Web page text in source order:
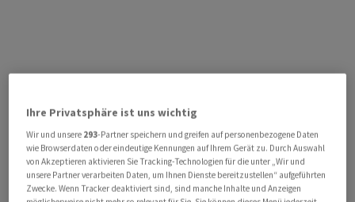
Ihre Privatsphäre ist uns wichtig
Wir und unsere 293-Partner speichern und greifen auf personenbezogene Daten
wie Browserdaten oder eindeutige Kennungen auf Ihrem Gerät zu. Durch Auswahl
von Akzeptieren aktivieren Sie Tracking-Technologien für die unter „Wir und
unsere Partner verarbeiten Daten, um Ihnen Dienste bereitzustellen“ aufgeführten
Zwecke. Wenn Tracker deaktiviert sind, sind manche Inhalte und Anzeigen